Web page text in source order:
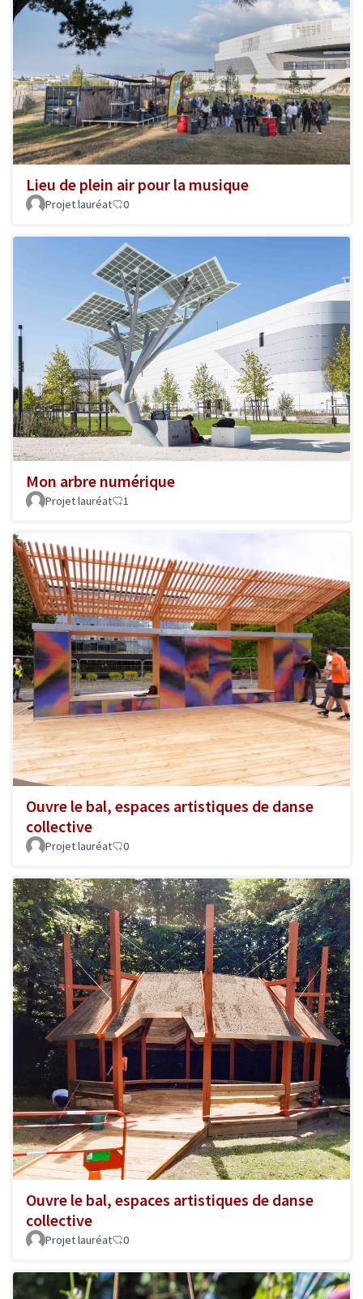
Lieu de plein air pour la musique
Projet lauréat 0
Mon arbre numérique
Projet lauréat 1
Ouvre le bal, espaces artistiques de danse
collective
Projet lauréat 0
Ouvre le bal, espaces artistiques de danse
collective
Projet lauréat 0